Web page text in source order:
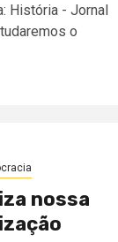
História - Jornal
o
nossa